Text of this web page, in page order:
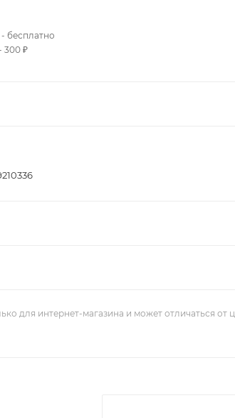
бесплатно
300 ₽
для интернет-магазина и может отличаться от